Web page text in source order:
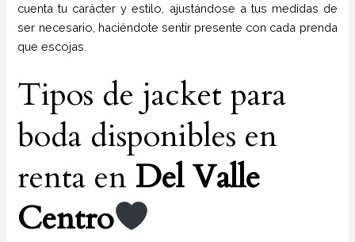
cuenta tu carácter y estilo, ajustándose a tus medidas de
ser necesario, haciéndote sentir presente con cada prenda
que escojas.
Tipos de jacket para
boda disponibles en
renta enDel Valle
Centro